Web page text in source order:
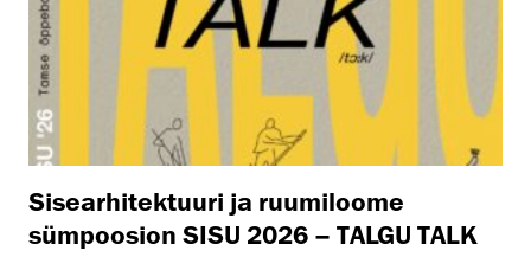
Sisearhitektuuri ja ruumiloome
sümpoosion SISU 2026 – TALGU TALK